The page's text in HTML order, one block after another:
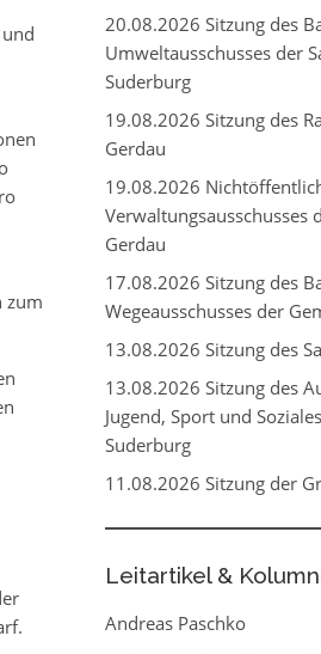
zum
20.08.2026 Sitzung des
Umweltausschusses der
Suderburg
19.08.2026 Sitzung des
Gerdau
19.08.2026
Verwaltungsausschusses
Gerdau
17.08.2026 Sitzung des
Wegeausschusses der
13.08.2026 Sitzung des
13.08.2026 Sitzung des
Jugend, Sport und
Suderburg
11.08.2026 Sitzung der
Leitartikel &
Andreas Paschko